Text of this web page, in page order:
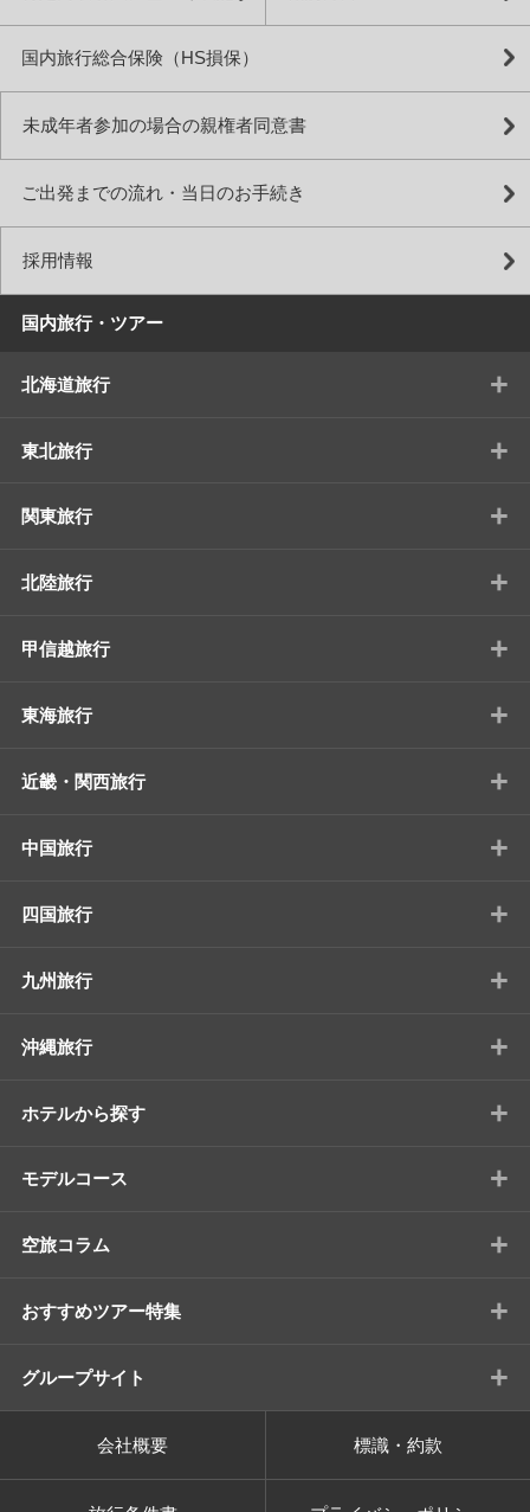
国内旅行総合保険（HS損保）
未成年者参加の場合の親権者同意書
ご出発までの流れ・当日のお手続き
採用情報
国内旅行・ツアー
北海道旅行 +
東北旅行 +
関東旅行 +
北陸旅行 +
甲信越旅行 +
東海旅行 +
近畿・関西旅行 +
中国旅行 +
四国旅行 +
九州旅行 +
沖縄旅行 +
ホテルから探す +
モデルコース +
空旅コラム +
おすすめツアー特集 +
グループサイト +
会社概要 標識・約款